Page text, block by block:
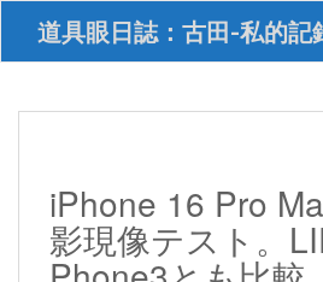
i
道具眼日誌：古田-私的記
iPhone 16 Pro
影現像テスト。